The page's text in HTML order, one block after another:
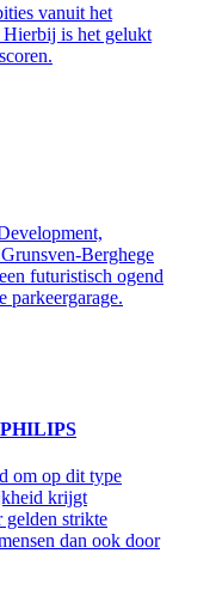
vanuit het
is het gelukt
Berghege
futuristisch ogend
parkeergarage.
om op dit type
krijgt
gelden strikte
dan ook door